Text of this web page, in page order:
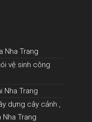
Nha Trang
vệ sinh công
Nha Trang
dựng cây cảnh ,
Trang